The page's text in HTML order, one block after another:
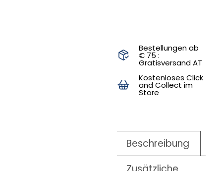
Bestellungen ab
€ 75 :
Gratisversand AT
Kostenloses Click
and Collect im
Store
Beschreibung